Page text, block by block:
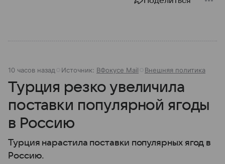
10 часов назад Источник: ВФокусе Mail Внешняя политика
Турция резко увеличила
поставки популярной ягоды
в Россию
Турция нарастила поставки популярных ягод в
Россию.